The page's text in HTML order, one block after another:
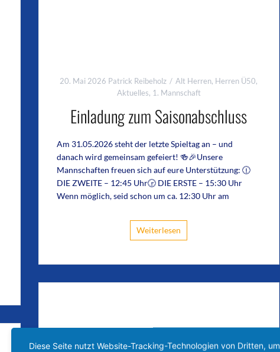
20. Mai 2026 Patrick Reibeholz Alt Herren, Herren Ü50,
Aktuelles, 1. Mannschaft
Einladung zum Saisonabschluss
Am 31.05.2026 steht der letzte Spieltag an – und
danach wird gemeinsam gefeiert! 🍻🎉Unsere
Mannschaften freuen sich auf eure Unterstützung: 🕧
DIE ZWEITE – 12:45 Uhr🕞 DIE ERSTE – 15:30 Uhr
Wenn möglich, seid schon um ca. 12:30 Uhr am
Weiterlesen
Diese Seite nutzt Website-Tracking-Technologien von Dritten, um